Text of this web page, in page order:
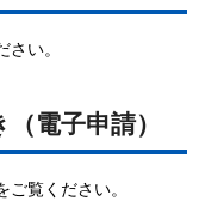
さい。
電子申請）
ご覧ください。